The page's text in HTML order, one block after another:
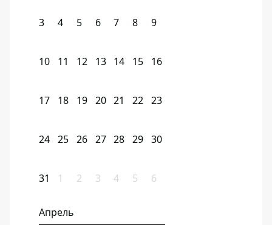
3 4 5 6 7 8 9
10 11 12 13 14 15 16
17 18 19 20 21 22 23
24 25 26 27 28 29 30
31 1 2 3 4 5 6
Апрель